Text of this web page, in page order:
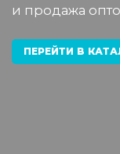
и продажа
ПЕРЕЙТИ В